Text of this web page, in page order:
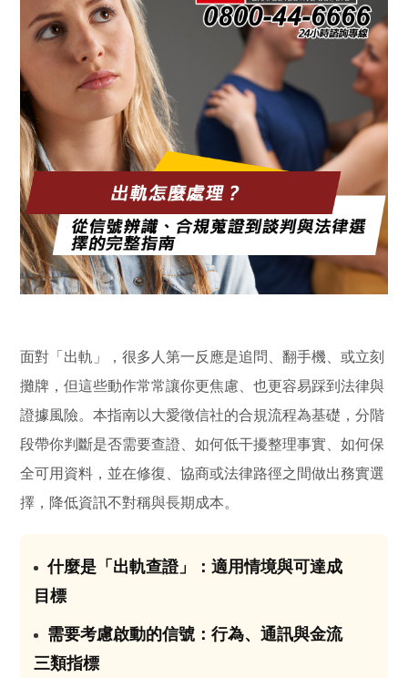
面對「出軌」，很多人第一反應是追問、翻手機、或立刻
攤牌，但這些動作常常讓你更焦慮、也更容易踩到法律與
證據風險。本指南以大愛徵信社的合規流程為基礎，分階
段帶你判斷是否需要查證、如何低干擾整理事實、如何保
全可用資料，並在修復、協商或法律路徑之間做出務實選
擇，降低資訊不對稱與長期成本。
什麼是「出軌查證」：適用情境與可達成
目標
需要考慮啟動的信號：行為、通訊與金流
三類指標